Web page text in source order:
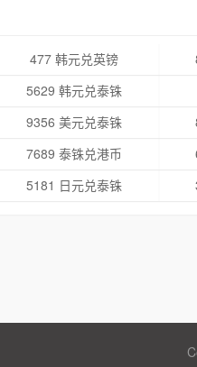
477 韩元兑英镑
5629 韩元兑泰铢
9356 美元兑泰铢
7689 泰铢兑港币
5181 日元兑泰铢